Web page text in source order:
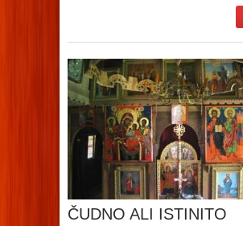
ČUDNO ALI ISTINITO